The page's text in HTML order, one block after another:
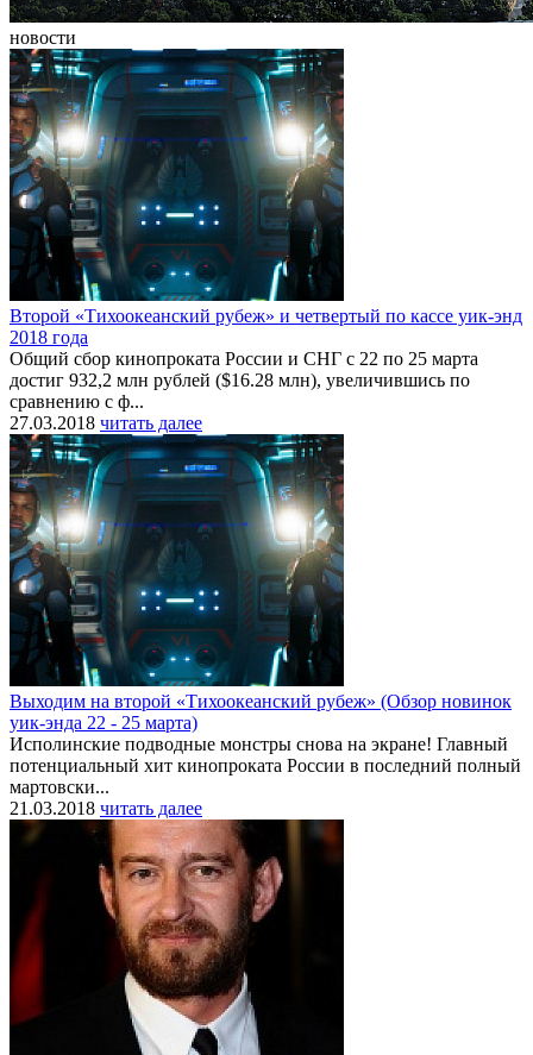
новости
Второй «Тихоокеанский рубеж» и четвертый по кассе уик-энд
2018 года
Общий сбор кинопроката России и СНГ с 22 по 25 марта
достиг 932,2 млн рублей ($16.28 млн), увеличившись по
сравнению с ф...
27.03.2018 читать далее
Выходим на второй «Тихоокеанский рубеж» (Обзор новинок
уик-энда 22 - 25 марта)
Исполинские подводные монстры снова на экране! Главный
потенциальный хит кинопроката России в последний полный
мартовски...
21.03.2018 читать далее